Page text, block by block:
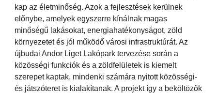
kap az életminőség. Azok a fejlesztések kerülnek
előnybe, amelyek egyszerre kínálnak magas
minőségű lakásokat, energiahatékonyságot, zöld
környezetet és jól működő városi infrastruktúrát. Az
újbudai Andor Liget Lakópark tervezése során a
közösségi funkciók és a zöldfelületek is kiemelt
szerepet kaptak, mindenki számára nyitott közösségi-
és játszóteret is kialakítanak. A projekt így a beköltözők